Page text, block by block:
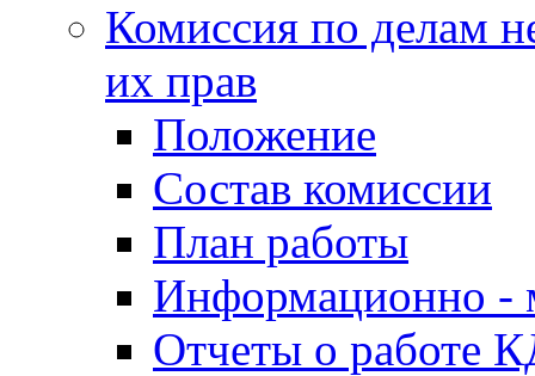
Комиссия по делам
их прав
Положение
Состав комиссии
План работы
Информационно -
Отчеты о работе